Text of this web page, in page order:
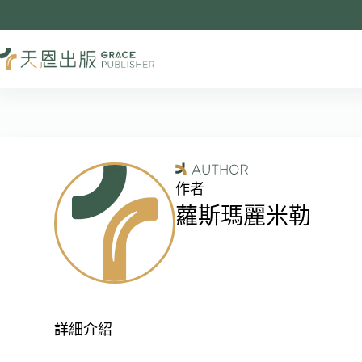
作者
蘿斯瑪麗米勒
詳細介紹